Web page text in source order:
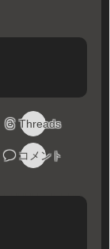
Threads
コメント